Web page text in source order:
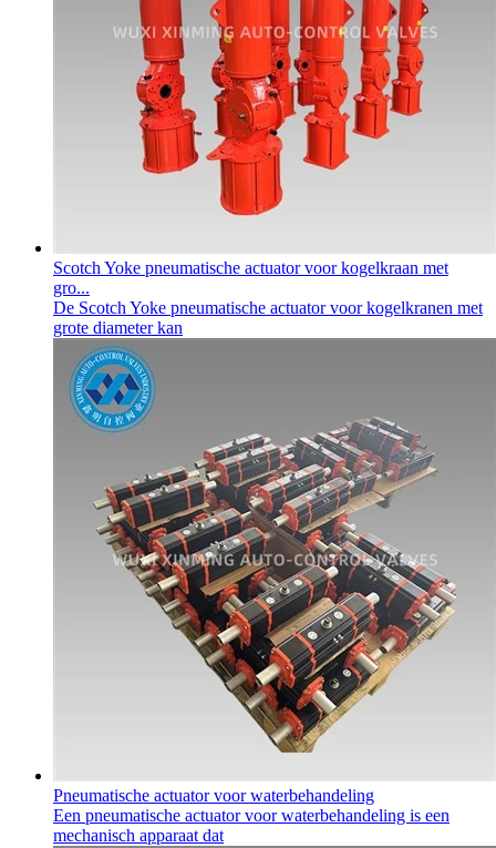
Scotch Yoke pneumatische actuator voor kogelkraan met
gro...
De Scotch Yoke pneumatische actuator voor kogelkranen met
grote diameter kan
Pneumatische actuator voor waterbehandeling
Een pneumatische actuator voor waterbehandeling is een
mechanisch apparaat dat